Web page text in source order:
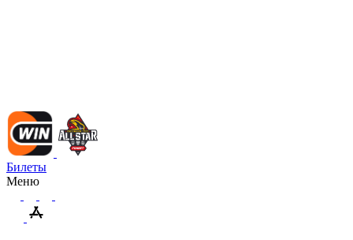
Билеты
Меню